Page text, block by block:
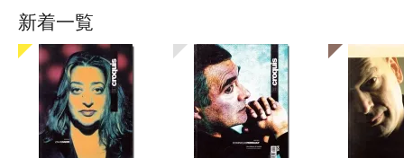
新着一覧